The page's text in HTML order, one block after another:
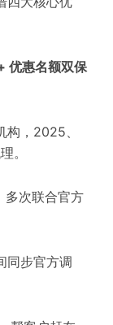
优惠名额双保
，2025、
。
多次联合官方
同步官方调